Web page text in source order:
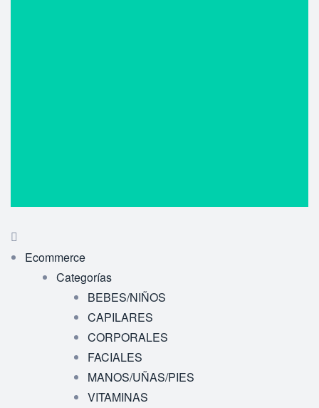
Ecommerce
Categorías
BEBES/NIÑOS
CAPILARES
CORPORALES
FACIALES
MANOS/UÑAS/PIES
VITAMINAS